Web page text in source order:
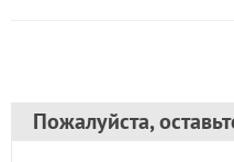
Пожалуйста,